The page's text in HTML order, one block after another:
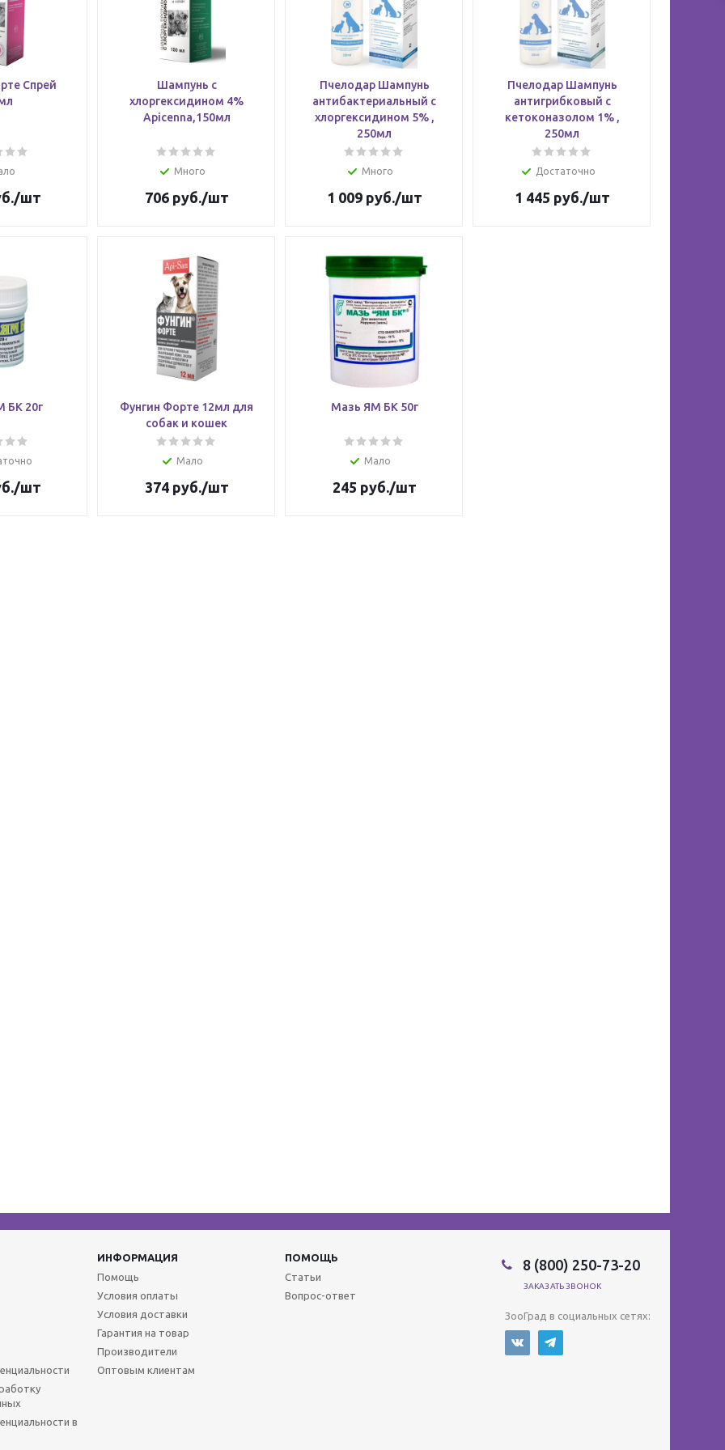
Спрей
/шт
Шампунь с
хлоргексидином 4%
Apicenna,150мл
Много
706руб./шт
Пчелодар Шампунь
антибактериальный с
хлоргексидином 5% ,
250мл
Много
1 009руб./шт
Пчелодар Шампунь
антигрибковый с
кетоконазолом 1% ,
250мл
Достаточно
1 445 руб./шт
БК 20г
/шт
Фунгин Форте 12мл для
собак и кошек
Мало
374руб./шт
Мазь ЯМ БК 50г
Мало
245 руб./шт
ИНФОРМАЦИЯ ПОМОЩЬ
в
Помощь
Условия оплаты
Условия доставки
Гарантия на товар
Производители
Оптовым клиентам
Статьи
Вопрос-ответ
8 (800) 250-73-20
ЗАКАЗАТЬ ЗВОНОК
ЗооГрад в социальных сетях: